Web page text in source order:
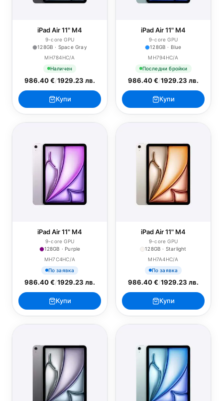
iPad Air 11" M4
9-core GPU
128GB · Space Gray
MH784HC/A
Наличен
986.40 €/1929.23 лв.
Купи
iPad Air 11" M4
9-core GPU
128GB · Blue
MH794HC/A
Последни бройки
986.40 €/1929.23 лв.
Купи
iPad Air 11" M4
9-core GPU
128GB · Purple
MH7C4HC/A
По заявка
986.40 €/1929.23 лв.
Купи
iPad Air 11" M4
9-core GPU
128GB · Starlight
MH7A4HC/A
По заявка
986.40 €/1929.23 лв.
Купи